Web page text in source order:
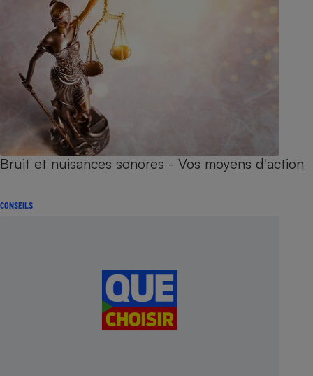
Bruit et nuisances sonores - Vos moyens d'action
CONSEILS